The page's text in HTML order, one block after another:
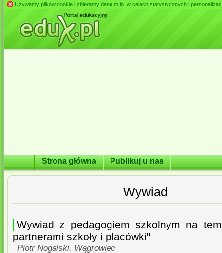
Używamy plików cookie i zbieramy dane m.in. w celach statystycznych i
Strona główna Publikuj u nas
Wywiad
Wywiad z pedagogiem szkolnym na
partnerami szkoły i placówki"
Piotr Nogalski. Wągrowiec